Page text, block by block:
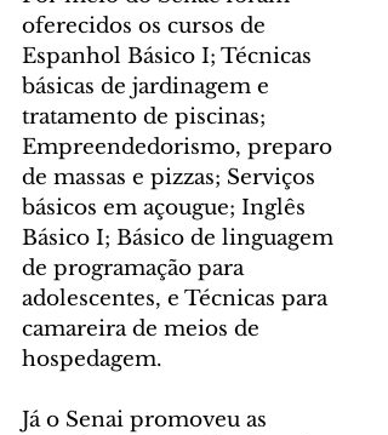
oferecidos os cursos de
Espanhol Básico I; Técnicas
básicas de jardinagem e
tratamento de piscinas;
Empreendedorismo, preparo
de massas e pizzas; Serviços
básicos em açougue; Inglês
Básico I; Básico de linguagem
de programação para
adolescentes, e Técnicas para
camareira de meios de
hospedagem.
Já o Senai promoveu as